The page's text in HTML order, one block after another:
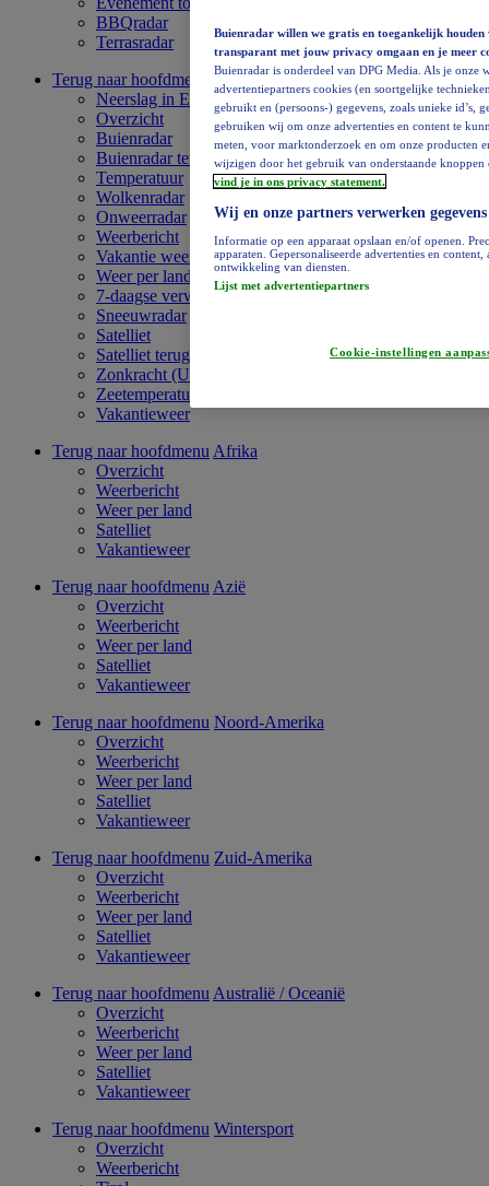
BBQradar
Terrasradar
Terug naar hoofdmenu
Europa
Neerslag in Europa
Overzicht
Buienradar
Buienradar terugkijken
Temperatuur
Wolkenradar
Onweerradar
Weerbericht
Vakantie weervideo
Weer per land
7-daagse verwachting
Sneeuwradar
Satelliet
Satelliet terugkijken
Zonkracht (UV)
Zeetemperatuur
Vakantieweer
Terug naar hoofdmenu Afrika
Overzicht
Weerbericht
Weer per land
Satelliet
Vakantieweer
Terug naar hoofdmenu Azië
Overzicht
Weerbericht
Weer per land
Satelliet
Vakantieweer
Terug naar hoofdmenu Noord-Amerika
Overzicht
Weerbericht
Weer per land
Satelliet
Vakantieweer
Terug naar hoofdmenu Zuid-Amerika
Overzicht
Weerbericht
Weer per land
Satelliet
Vakantieweer
Terug naar hoofdmenu Australië / Oceanië
Overzicht
Weerbericht
Weer per land
Satelliet
Vakantieweer
Terug naar hoofdmenu Wintersport
Overzicht
Weerbericht
Buienradar willen we gratis en toegankelijk
transparant met jouw privacy omgaan en je meer
Buienradar is onderdeel van DPG Media. Als je
advertentiepartners cookies (en soortgelijke
gebruikt en (persoons-) gegevens, zoals unieke id’s,
gebruiken wij om onze advertenties en content te
meten, voor marktonderzoek en om onze producten
wijzigen door het gebruik van onderstaande
vind je in ons privacy statement.
Wij en onze partners verwerken
Informatie op een apparaat opslaan en/of openen.
apparaten. Gepersonaliseerde advertenties en
ontwikkeling van diensten.
Lijst met advertentiepartners
Cookie-instellingen